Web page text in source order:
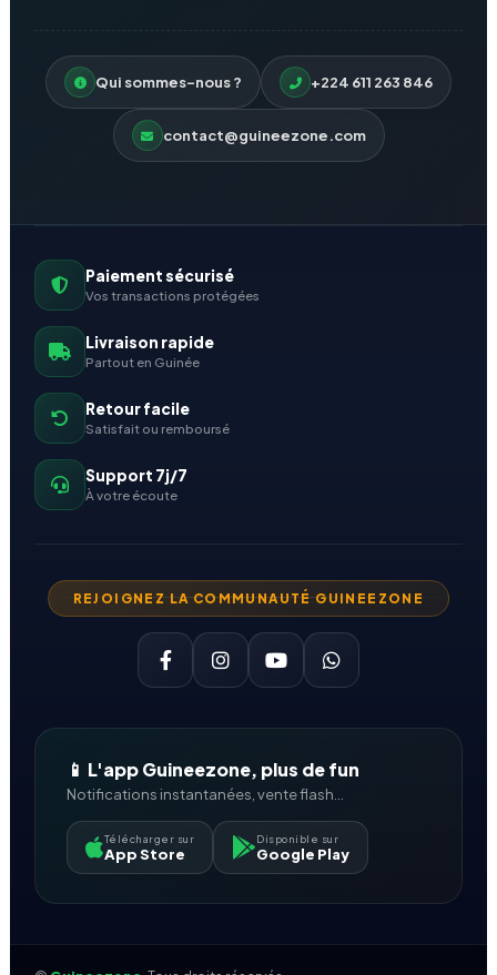
Qui sommes-nous ? +224 611 263 846
contact@guineezone.com
Paiement sécurisé
Vos transactions protégées
Livraison rapide
Partout en Guinée
Retour facile
Satisfait ou remboursé
Support 7j/7
À votre écoute
REJOIGNEZ LA COMMUNAUTÉ GUINEEZONE
📱 L'app Guineezone, plus de fun
Notifications instantanées, vente flash...
Télécharger sur
App Store
Disponible sur
Google Play